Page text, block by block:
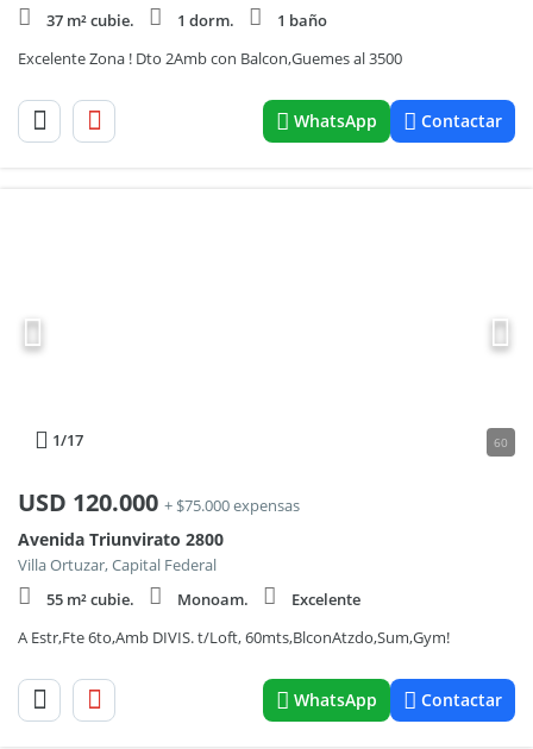
37 m² cubie.
1 dorm.
1 baño
Excelente Zona ! Dto 2Amb con Balcon,Guemes al 3500
WhatsApp Contactar
1/17 60
USD 120.000 + $75.000 expensas
Avenida Triunvirato 2800
Villa Ortuzar, Capital Federal
55 m² cubie.
Monoam.
Excelente
A Estr,Fte 6to,Amb DIVIS. t/Loft, 60mts,BlconAtzdo,Sum,Gym!
WhatsApp Contactar